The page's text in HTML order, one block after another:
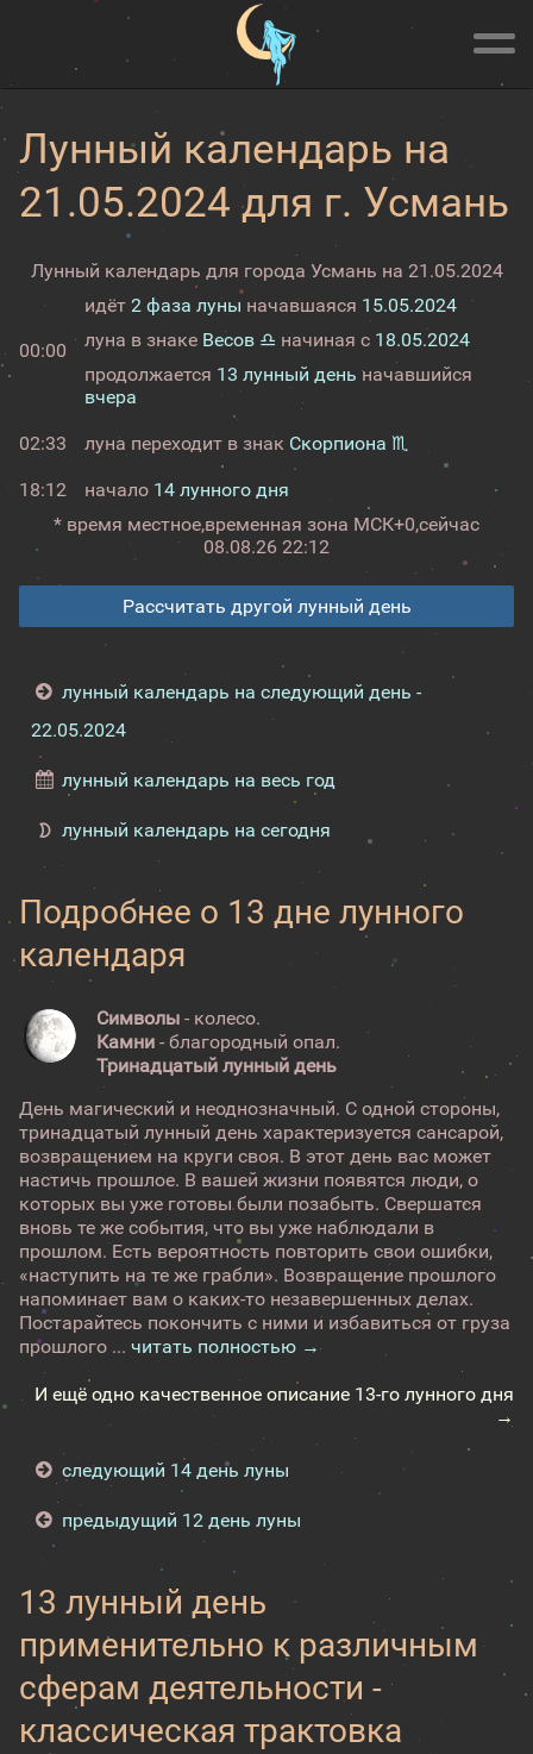
Лунный календарь на
21.05.2024 для г. Усмань
Лунный календарь для города Усмань на 21.05.2024
00:00
идёт 2 фаза луны начавшаяся 15.05.2024
луна в знаке Весов ♎ начиная с 18.05.2024
продолжается 13 лунный день начавшийся
вчера
02:33 луна переходит в знак Скорпиона ♏
18:12 начало 14 лунного дня
* время местное,временная зона МСК+0,сейчас
08.08.26 22:12
Рассчитать другой лунный день
лунный календарь на следующий день -
22.05.2024
лунный календарь на весь год
лунный календарь на сегодня
Подробнее о 13 дне лунного
календаря
Символы- колесо.
Камни - благородный опал.
Тринадцатый лунный день
День магический и неоднозначный. С одной стороны,
тринадцатый лунный день характеризуется сансарой,
возвращением на круги своя. В этот день вас может
настичь прошлое. В вашей жизни появятся люди, о
которых вы уже готовы были позабыть. Свершатся
вновь те же события, что вы уже наблюдали в
прошлом. Есть вероятность повторить свои ошибки,
«наступить на те же грабли». Возвращение прошлого
напоминает вам о каких-то незавершенных делах.
Постарайтесь покончить с ними и избавиться от груза
прошлого ... читать полностью →
И ещё одно качественное описание 13-го лунного дня
→
следующий 14 день луны
предыдущий 12 день луны
13 лунный день
применительно к различным
сферам деятельности -
классическая трактовка